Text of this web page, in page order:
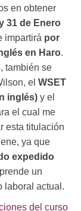
en obtener
31 de Enero
impartirá por
en Haro.
también se
el WSET
inglés) y el
el cual me
esta titulación
ya que
expedido
un
laboral actual.
del curso